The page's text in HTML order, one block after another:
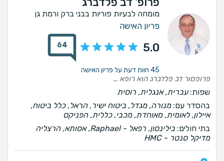
מומחה לבעיות פוריות בבני ברק ורמת גן
פריון האישה
5.0
64
45 חוות דעת על פריון האישה
פרופסור דב פלדברג הוא רופא מעולה, תומך, נותן יחס אישי ומלווה בצורה מקצועית את כל שלבי ההיריון באופן אישי לנו עזר גם בטיפולי פוריות, נקלטנו תוך סבב אחד עם היריון ממליצה בחום בחום!!!
שפות:עברית, אנגלית, רוסית
בהסדר עם:מנורה, מגדל, ביטוח ישיר, הראל, כלל ביטוח,
איילון, לאומית, מאוחדת, מכבי, כללית, הפניקס
בתי חולים:
בילינסון, רפאל - Raphael, אסותא, הרצליה
מדיקל סנטר - HMC